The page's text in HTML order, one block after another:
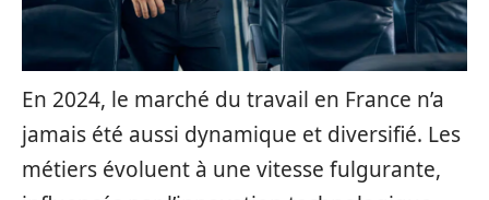
En 2024, le marché du travail en France n’a
jamais été aussi dynamique et diversifié. Les
métiers évoluent à une vitesse fulgurante,